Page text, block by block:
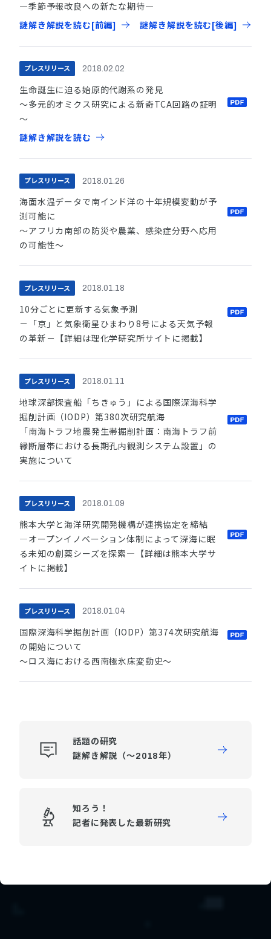
―季節予報改良への新たな期待―
謎解き解説を読む[前編]
謎解き解説を読む[後編]
プレスリリース 2018.02.02
生命誕生に迫る始原的代謝系の発見
～多元的オミクス研究による新奇TCA回路の証明
～
謎解き解説を読む
プレスリリース 2018.01.26
海面水温データで南インド洋の十年規模変動が予
測可能に
～アフリカ南部の防災や農業、感染症分野へ応用
の可能性～
プレスリリース 2018.01.18
10分ごとに更新する気象予測
－「京」と気象衛星ひまわり8号による天気予報
の革新－【詳細は理化学研究所サイトに掲載】
プレスリリース 2018.01.11
地球深部探査船「ちきゅう」による国際深海科学
掘削計画（IODP）第380次研究航海
「南海トラフ地震発生帯掘削計画：南海トラフ前
縁断層帯における長期孔内観測システム設置」の
実施について
プレスリリース 2018.01.09
熊本大学と海洋研究開発機構が連携協定を締結
―オープンイノベーション体制によって深海に眠
る未知の創薬シーズを探索―【詳細は熊本大学サ
イトに掲載】
プレスリリース 2018.01.04
国際深海科学掘削計画（IODP）第374次研究航海
の開始について
～ロス海における西南極氷床変動史～
話題の研究
謎解き解説（～2018年）
知ろう！
記者に発表した最新研究